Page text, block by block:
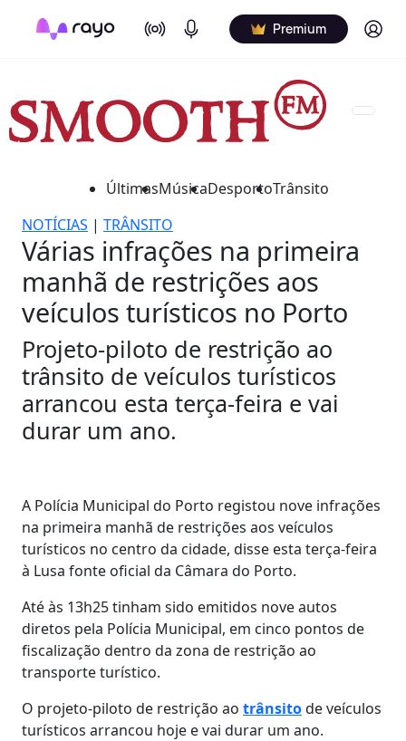
On Air Podcasts Premium Log in
ÚltimasMúsicaDesportoTrânsito
NOTÍCIAS | TRÂNSITO
Várias infrações na primeira
manhã de restrições aos
veículos turísticos no Porto
Projeto-piloto de restrição ao
trânsito de veículos turísticos
arrancou esta terça-feira e vai
durar um ano.
A Polícia Municipal do Porto registou nove infrações
na primeira manhã de restrições aos veículos
turísticos no centro da cidade, disse esta terça-feira
à Lusa fonte oficial da Câmara do Porto.
Até às 13h25 tinham sido emitidos nove autos
diretos pela Polícia Municipal, em cinco pontos de
fiscalização dentro da zona de restrição ao
transporte turístico.
O projeto-piloto de restrição ao trânsitode veículos
turísticos arrancou hoje e vai durar um ano.